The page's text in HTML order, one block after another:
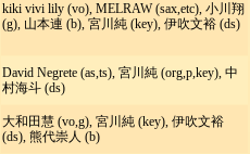
kiki vivi lily (vo), MELRAW (sax,etc), 小川翔
(g), 山本連 (b), 宮川純 (key), 伊吹文裕 (ds)
David Negrete (as,ts), 宮川純 (org,p,key), 中
村海斗 (ds)
大和田慧 (vo,g), 宮川純 (key), 伊吹文裕
(ds), 熊代崇人 (b)